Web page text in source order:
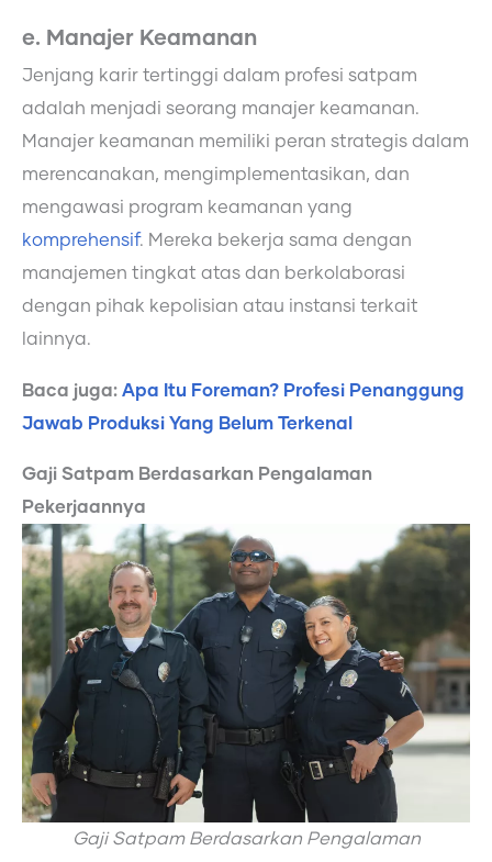
e. Manajer Keamanan
Jenjang karir tertinggi dalam profesi satpam
adalah menjadi seorang manajer keamanan.
Manajer keamanan memiliki peran strategis dalam
merencanakan, mengimplementasikan, dan
mengawasi program keamanan yang
komprehensif. Mereka bekerja sama dengan
manajemen tingkat atas dan berkolaborasi
dengan pihak kepolisian atau instansi terkait
lainnya.
Baca juga: Apa Itu Foreman? Profesi Penanggung
Jawab Produksi Yang Belum Terkenal
Gaji Satpam Berdasarkan Pengalaman
Pekerjaannya
Gaji Satpam Berdasarkan Pengalaman